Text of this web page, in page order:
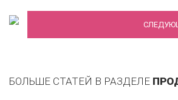
БОЛЬШЕ СТАТЕЙ В РАЗДЕЛЕ